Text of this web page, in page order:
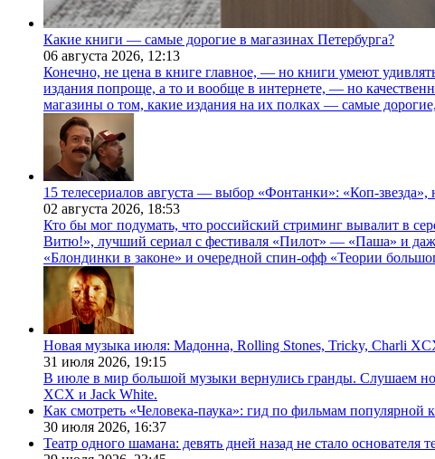
Какие книги — самые дорогие в магазинах Петербурга?
06 августа 2026, 12:13
Конечно, не цена в книге главное, — но книги умеют
издания попроще, а то и вообще в интернете, — но
магазины о том, какие издания на их полках — самые
15 телесериалов августа — выбор «Фонтанки»: «Коп-
02 августа 2026, 18:53
Кто бы мог подумать, что российский стриминг вывалит в
Витю!», лучший сериал с фестиваля «Пилот» — «Паша» и
«Блондинки в законе» и очередной спин-офф «Теории
Новая музыка июля: Мадонна, Rolling Stones, Tricky, Charli
31 июля 2026, 19:15
В июле в мир большой музыки вернулись гранды. Слушаем
XCX и Jack White.
Как смотреть «Человека-паука»: гид по фильмам популярной
30 июля 2026, 16:37
Театр одного шамана: девять дней назад не стало основателя